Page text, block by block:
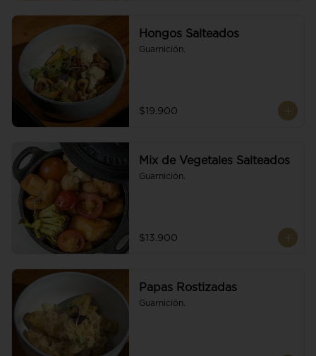
Hongos Salteados
Guarnición.
$19.900
Mix de Vegetales Salteados
Guarnición.
$13.900
Papas Rostizadas
Guarnición.